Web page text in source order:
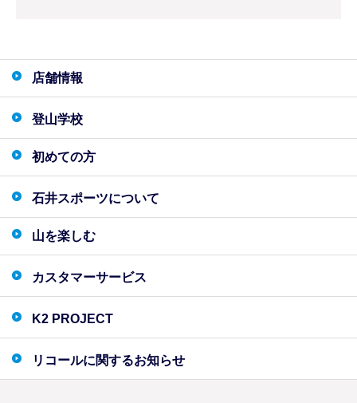
店舗情報
登山学校
初めての方
石井スポーツについて
山を楽しむ
カスタマーサービス
K2 PROJECT
リコールに関するお知らせ